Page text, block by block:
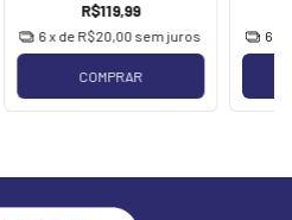
R$119,99
6 x de R$20,00 sem juros
COMPRAR
6